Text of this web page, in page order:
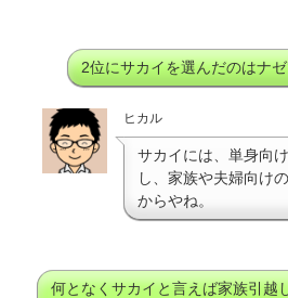
2位にサカイを選んだのはナ
ヒカル
サカイには、単身向
し、家族や夫婦向け
からやね。
何となくサカイと言えば家族引越